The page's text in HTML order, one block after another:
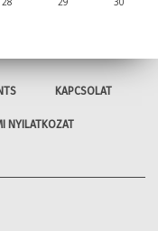
KAPCSOLAT
NYILATKOZAT